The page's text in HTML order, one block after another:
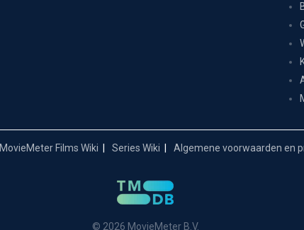
MovieMeter Films Wiki Series Wiki Algemene voorwaarden en
© 2026 MovieMeter B.V.